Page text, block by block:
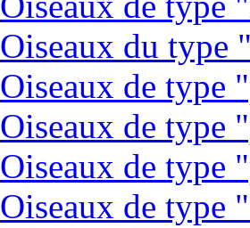
Oiseaux du type
Oiseaux de type
Oiseaux de type
Oiseaux de type
Oiseaux de type